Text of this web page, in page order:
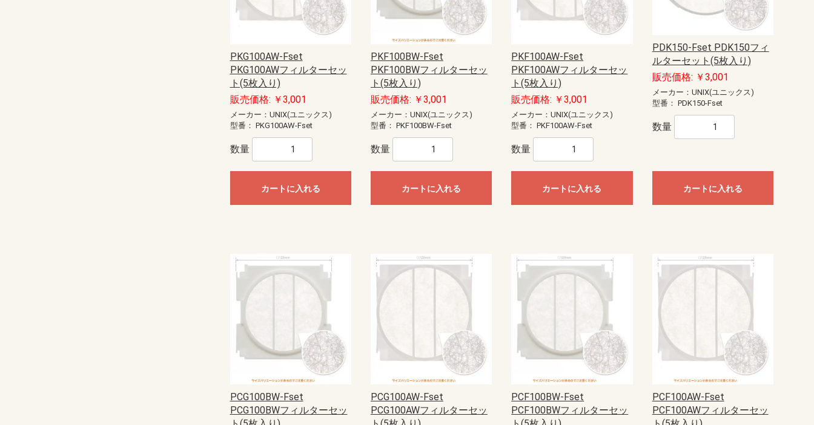
PKG100AW-Fset
PKG100AWフィルターセッ
ト(5枚入り)
販売価格: ￥3,001
メーカー：UNIX(ユニックス)
型番： PKG100AW-Fset
数量
カートに入れる
PKF100BW-Fset
PKF100BWフィルターセッ
ト(5枚入り)
販売価格: ￥3,001
メーカー：UNIX(ユニックス)
型番： PKF100BW-Fset
数量
カートに入れる
PKF100AW-Fset
PKF100AWフィルターセッ
ト(5枚入り)
販売価格: ￥3,001
メーカー：UNIX(ユニックス)
型番：PKF100AW-Fset
数量
カートに入れる
PDK150-Fset PDK150フィ
ルターセット(5枚入り)
販売価格: ￥3,001
メーカー：UNIX(ユニックス)
型番： PDK150-Fset
数量
カートに入れる
PCG100BW-Fset
PCG100BWフィルターセッ
PCG100AW-Fset
PCG100AWフィルターセッ
PCF100BW-Fset
PCF100BWフィルターセッ
PCF100AW-Fset
PCF100AWフィルターセッ